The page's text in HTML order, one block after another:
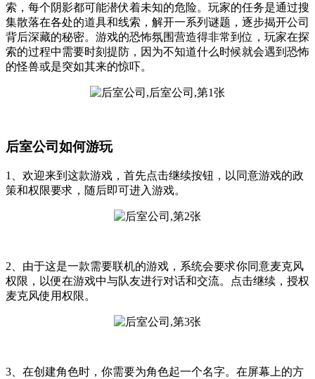
索，每个阴影都可能潜伏着未知的危险。玩家的任务是通过搜
集散落在各处的道具和线索，解开一系列谜题，逐步揭开公司
背后深藏的秘密。游戏的恐怖氛围营造得非常到位，玩家在探
索的过程中需要时刻提防，因为不知道什么时候就会遇到恐怖
的怪兽或是突如其来的惊吓。
后室公司如何游玩
1、欢迎来到这款游戏，首先点击继续按钮，以同意游戏的政
策和权限要求，随后即可进入游戏。
2、由于这是一款需要联机的游戏，系统会要求你同意麦克风
权限，以便在游戏中与队友进行对话和交流。点击继续，授权
麦克风使用权限。
3、在创建角色时，你需要为角色起一个名字。在屏幕上的方